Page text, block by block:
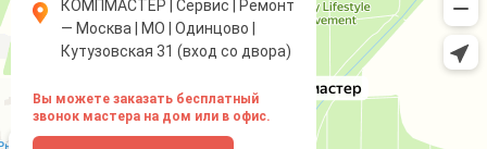
КОМПМАСТЕР | Сервис | Ремонт
— Москва | МО | Одинцово |
Кутузовская 31 (вход со двора)
Вы можете заказать бесплатный
звонок мастера на дом или в офис.